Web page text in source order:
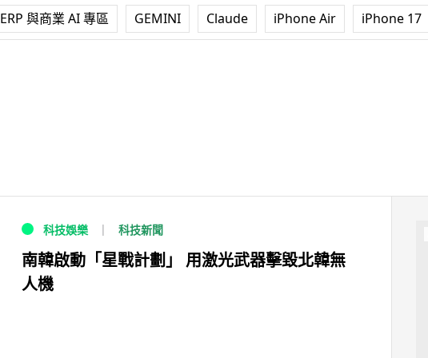
ERP 與商業 AI 專區 GEMINI Claude iPhone Air iPhone 17
科技娛樂 科技新聞
南韓啟動「星戰計劃」 用激光武器擊毀北韓無
人機